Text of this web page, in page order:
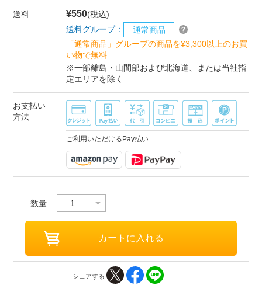
送料 ¥550(税込)
送料グループ：
通常商品
「通常商品」グループの商品を¥3,300以上のお買
い物で無料
※一部離島・山間部および北海道、または当社指
定エリアを除く
お支払い
方法
ご利用いただけるPay払い
数量
シェアする